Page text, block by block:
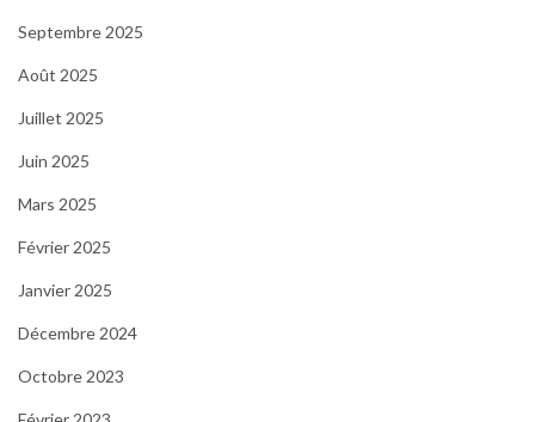
Septembre 2025
Août 2025
Juillet 2025
Juin 2025
Mars 2025
Février 2025
Janvier 2025
Décembre 2024
Octobre 2023